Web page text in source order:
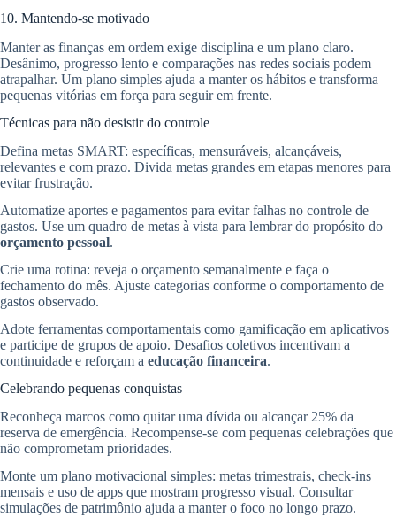
10. Mantendo-se motivado
Manter as finanças em ordem exige disciplina e um plano claro.
Desânimo, progresso lento e comparações nas redes sociais podem
atrapalhar. Um plano simples ajuda a manter os hábitos e transforma
pequenas vitórias em força para seguir em frente.
Técnicas para não desistir do controle
Defina metas SMART: específicas, mensuráveis, alcançáveis,
relevantes e com prazo. Divida metas grandes em etapas menores para
evitar frustração.
Automatize aportes e pagamentos para evitar falhas no controle de
gastos. Use um quadro de metas à vista para lembrar do propósito do
orçamento pessoal.
Crie uma rotina: reveja o orçamento semanalmente e faça o
fechamento do mês. Ajuste categorias conforme o comportamento de
gastos observado.
Adote ferramentas comportamentais como gamificação em aplicativos
e participe de grupos de apoio. Desafios coletivos incentivam a
continuidade e reforçam a educação financeira.
Celebrando pequenas conquistas
Reconheça marcos como quitar uma dívida ou alcançar 25% da
reserva de emergência. Recompense-se com pequenas celebrações que
não comprometam prioridades.
Monte um plano motivacional simples: metas trimestrais, check-ins
mensais e uso de apps que mostram progresso visual. Consultar
simulações de patrimônio ajuda a manter o foco no longo prazo.